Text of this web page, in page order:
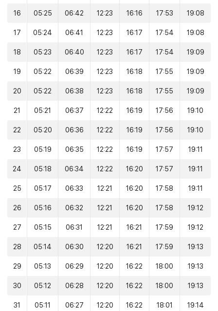
16 05:25 06:42 12:23 16:16 17:53 19:08
17 05:24 06:41 12:23 16:17 17:54 19:08
18 05:23 06:40 12:23 16:17 17:54 19:09
19 05:22 06:39 12:23 16:18 17:55 19:09
20 05:22 06:38 12:23 16:18 17:55 19:09
21 05:21 06:37 12:22 16:19 17:56 19:10
22 05:20 06:36 12:22 16:19 17:56 19:10
23 05:19 06:35 12:22 16:19 17:57 19:11
24 05:18 06:34 12:22 16:20 17:57 19:11
25 05:17 06:33 12:21 16:20 17:58 19:11
26 05:16 06:32 12:21 16:20 17:58 19:12
27 05:15 06:31 12:21 16:21 17:59 19:12
28 05:14 06:30 12:20 16:21 17:59 19:13
29 05:13 06:29 12:20 16:22 18:00 19:13
30 05:12 06:28 12:20 16:22 18:00 19:13
31 05:11 06:27 12:20 16:22 18:01 19:14